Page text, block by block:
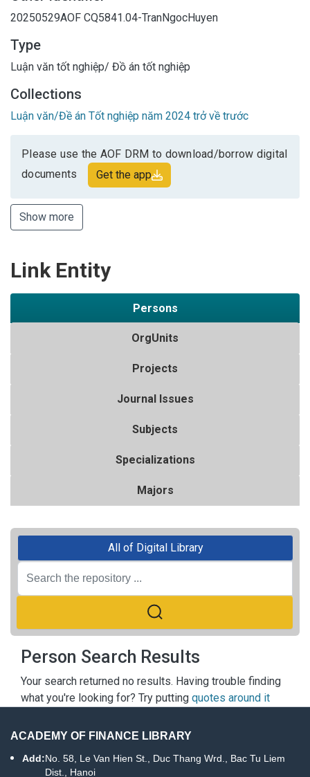
20250529AOF CQ5841.04-TranNgocHuyen
Type
Luận văn tốt nghiệp/ Đồ án tốt nghiệp
Collections
Luận văn/Đề án Tốt nghiệp năm 2024 trở về trước
Please use the AOF DRM to download/borrow digital
documents
Get the app
Show more
Link Entity
Persons
OrgUnits
Projects
Journal Issues
Subjects
Specializations
Majors
All of Digital Library
Person Search Results
Your search returned no results. Having trouble finding
what you're looking for? Try putting quotes around it
ACADEMY OF FINANCE LIBRARY
Add:No. 58, Le Van Hien St., Duc Thang Wrd., Bac Tu Liem
Dist., Hanoi